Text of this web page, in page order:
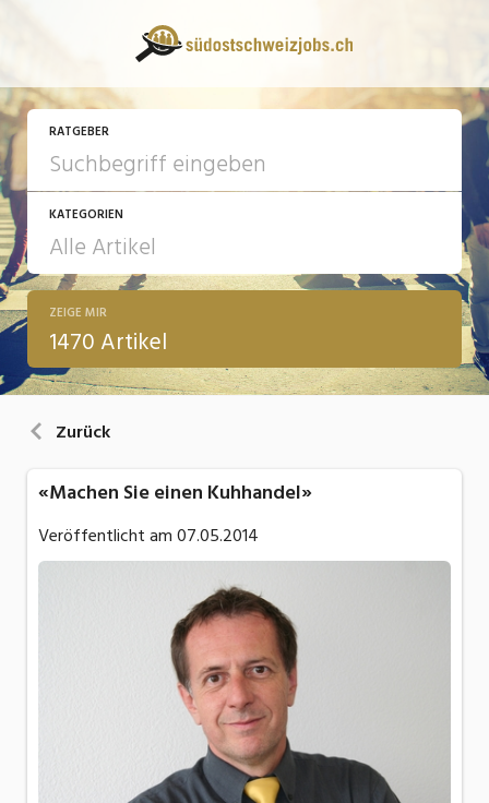
RATGEBER
KATEGORIEN
13 Fragen - 13 Antworten
Arbeit
ZEIGE MIR
1470 Artikel
Zurück
«Machen Sie einen Kuhhandel»
Veröffentlicht am07.05.2014